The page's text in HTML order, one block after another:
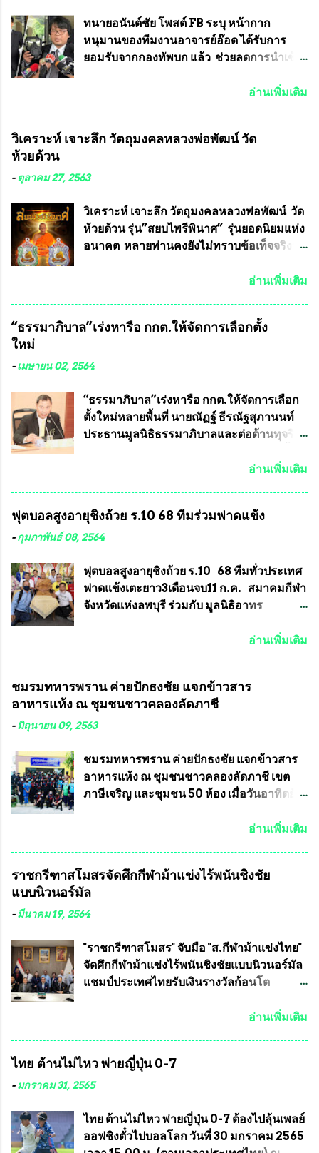
ทนายอนันต์ชัย โพสต์ FB ระบุ หน้ากาก
หนุมานของทีมงานอาจารย์อ๊อด ได้รับการ
ยอมรับจากกองทัพบก แล้ว ช่วยลดการนำเข้า
เดช ทนายความชื่อดัง ได้โพสต์ข้อความใน
อาจารย์อ๊อด อาจารย์ประจำภาควิชาเคมี
มหาวิทยาลัยเกษตรศาสตร์ และทีมงานนักวิจัย
ทหาร ( หน้ากากหนุมาน ) ซึ่งทีมงานนักวิจัย
ของอาจารย์อ๊อด เล็งเห็นว่า หน้ากากป้องกัน
สารพิษทางทหาร ถ้าสามารถผลิตได้ใน
พิษทางทหารไม่ต้องนำเข้า ไม่ต้องเปลืองงบ
ประโยชน์อื่นอีกมากมาย อันจะเป็นประโยชน์
กับประเทศชาติอย่างยิ่ง ผมจะดีใจและภูมิใจ
ได้รับการผลิตในประเทศลดการนำเข้าโดยเด็ด
ประเทศได้ โดยทีมทนายความและทีม
งา...
อ่านเพิ่มเติม
วิเคราะห์ เจาะลึก วัตถุมงคลหลวงพ่อพัฒน์ วัด
ห้วยด้วน
-ตุลาคม 27, 2563
วิเคราะห์ เจาะลึก วัตถุมงคลหลวงพ่อพัฒน์ วัด
ห้วยด้วน รุ่น”สยบไพรีพินาศ” รุ่นยอดนิยมแห่ง
อนาคต หลายท่านคงยังไม่ทราบข้อเท็จจริงว่า
พระเครื่องพระบูชาไทย บรรจุให้มีในรายการ
หลวงพ่อคูณ และพระเครื่องหลวงปู่หมุน แต่
พระเครื่องหลวงพ่อคูณ มีเพียงบางรุ่นเท่านั้นที่
หลวงพ่อคูณ มีการจัดสร้างไว้มากมายหลาย
การบรรจุพระเครื่องหลวงพ่อพัฒน์ ให้มีการ
ประกวดแบบถาวรบ้าง ก็คงจะมีการคัดเลือก
เพียงบางรุ่นเช่นกัน เนื่องจากพระเครื่องหลวง
เดียวกับพระเครื่องหลวงพ่อคูณ ซึ่งท่านนายก
คุณสมบัติชัดเจนดังนี้ 1.)พระทุกองค์จะต้อง
ตอกโค๊ตและรันหมายเลข (พร้อมทั้งมีการทำ
ประกาศจำนวนการจัดสร้างให้ชัดเจน ว่าสร้าง
จำนวนเท่าไหร่ (เพื่อป้องกันการปั๊มเสริมใน
ภายหลัง) 3.)มีวัตถุประสงค์ที...
อ่านเพิ่มเติม
“ธรรมาภิบาล”เร่งหารือ กกต.ให้จัดการเลือกตั้ง
ใหม่
-เมษายน 02, 2564
“ธรรมาภิบาล”เร่งหารือ กกต.ให้จัดการเลือก
ตั้งใหม่หลายพื้นที่ นายณัฏฐ์ ธีรณัฐสุภานนท์
ประธานมูลนิธิธรรมาภิบาลและต่อต้านทุจริต
สมาชิกสภาเทศบาลทั่วประเทศเมื่อวันที่ 28
ทำความผิดกฎหมายการเลือกตั้ง นายณัฏฐ์ ธีร
ณัฐสุภานนท์ เปิดเผยว่า “ยกตัวอย่างในเขต
การเลือกตั้งต้องแสวงหาข้อเท็จจริงและดำเนิน
การจัดให้มีการเลือกตั้งใหม่ เพราะมีการร้อง
เรียนการกระทำความผิดกฎหมายการเลือกตั้ง
เลขาธิการคณะกรรมการการเลือกตั้ง เพื่อให้
การเลือกตั้งจะดำเนินการจัดให้มีการเลือกตั้ง
ใหม่อีกครั้ง ประธานมูลนิธิธรรมาภิบาลและ
ต่อต้านทุจริต กล่าวต่ออีกว่า “นครเชียงใหม่
ต้องส่งเสริมให้ผู้นำในระดับต่างๆมีหลักธร
รมาภิบาลในการบริหารราชการแผ่นดิน คณะ
กรรมการการเลือกตั้งถือเป็นองค์กรอิสระตาม
อ่านเพิ่มเติม
ฟุตบอลสูงอายุชิงถ้วย ร.10 68 ทีมร่วมฟาดแข้ง
-กุมภาพันธ์ 08, 2564
ฟุตบอลสูงอายุชิงถ้วย ร.10 68 ทีมทั่วประเทศ
ฟาดแข้งเตะยาว3เดือนจบ11 ก.ค. สมาคมกีฬา
จังหวัดแห่งลพบุรี ร่วมกับ มูลนิธิอาทร
แข่งขันฟุตบอลสูงอายุชิงแชมป์ประเทศไทย ชิง
อดีตนักเตะทีมชาติอนุญาตให้ลงแข่งขันได้ ทีม
แชมป์ได้รับ 150,000 บาท พร้อมได้สิทธิ์ไป
ทัวร์ต่างประเทศอีกด้วย ที่ห้องประชุม โรงทาน
ลพบุรี ท่านเจ้าคุณ พระราชวิสุทธิ ประชานาถ
(หลวงพ่อ อลงกต ) ในฐานะประธานมูลนิธิ
ประชานาถ และ ประธานอำนวยการจัดการ
ถ้วยพระราชทาน สมเด็จพระเจ้าอยู่หัว มหา
อำนวยการจัดการแข่งขัน และ นายวีรยุทธ
สวัสดี ประธานคณะกรรมการจัดการแข่งขัน
และคณะทำงาน ได้ร่วมกันประชุมหารือ
อายุ ชิงแชมป์ประเทศไทย ครั้งที่ 1 ประจำปี
2564 กำหนดแข่งขันระหว่างวันที่ 24
เมษายน จนถึงว...
อ่านเพิ่มเติม
ชมรมทหารพราน ค่ายปักธงชัย แจกข้าวสาร
อาหารแห้ง ณ​ ชุมชนชาวคลองลัดภาชี
-มิถุนายน 09, 2563
ชมรมทหารพราน ค่ายปักธงชัย แจกข้าวสาร
อาหารแห้ง ณ​ ชุมชนชาวคลองลัดภาชี เขต
ภาษีเจริญ และชุมชน 50 ห้อง เมื่อวันอาทิตย์ที่
ปักธงชัย กรุงเทพมหานครโดย พันเอกสมศักดิ์
กรุงเทพมหานคร ได้เป็นประธาน แจก
ข้าวสาร อาหารแห้ง ให้กับพี่น้องชุมชนชาว
คลองลัดภาชี เขตภาษีเจริญ และชุมชน 50
ทีมงาน ต้องขออภัย ที่ไม่ได้เอ่ยชื่อเต็มสังกัด
เพราะท่านขอสงวนเอาไว้ พันอากาศเอก ทอง
อินทร์ พรหมสุวรรณ ท่านรองกัมปนาท ผู้ร่วม
ครั้งนี้ได้ เนื่องจาก ติดธุระเร่งด่วน จึงได้มอบ
ความสงบเรียบร้อย นางฉวีวรรณ ตระกูลธรรม
ประธานชุมชน คลองลัดภาชีเขตภาษีเจริญ
สท.ทพ. สมนึก ปัทมาลัยที่ปรึกษา และการแจก
ความ ร้องขอจากประธานชุมชนคลองลัดภาชี
เขตภาษีเจริญ !!พี่น้องชุมชนได้รับความเดือด
อ่านเพิ่มเติม
ราชกรีฑาสโมสรจัดศึกกีฬาม้าแข่งไร้พนันชิงชัย
แบบนิวนอร์มัล
-มีนาคม 19, 2564
"ราชกรีฑาสโมสร" จับมือ "ส.กีฬาม้าแข่งไทย"
จัดศึกกีฬาม้าแข่งไร้พนันชิงชัยแบบนิวนอร์มัล
แชมป์ประเทศไทยรับเงินรางวัลก้อนโต
พล.อ.วิชญ เทพหัสดิน ณ อยุธยา นายกสมาคม
จัดการแข่งขันร่วมกัน ระหว่างสมาคม
ราชกรีฑาสโมสร กับ สมาคมกีฬาม้าแข่งไทย
ที่ห้องประชุมมูลนิธิโอลิมปิคไทย (บ้าน
นนท์ ประธานคณะกรรมการอำนวยการแข่ง
ม้า พร้อมด้วย นายเต็มสุข สุวรรณศร
อ่านเพิ่มเติม
ไทย ต้านไม่ไหว พ่ายญี่ปุ่น 0-7
-มกราคม 31, 2565
ไทย ต้านไม่ไหว พ่ายญี่ปุ่น 0-7 ต้องไปลุ้นเพลย์
ออฟชิงตั๋วไปบอลโลก วันที่ 30 มกราคม 2565